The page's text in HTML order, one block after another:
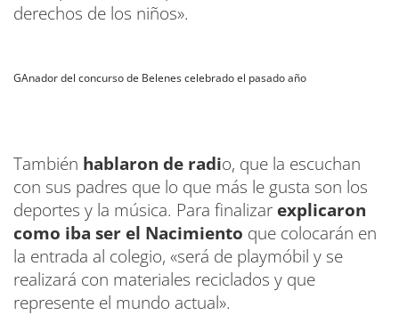
derechos de los niños».
GAnador del concurso de Belenes celebrado el pasado año
También hablaron de radio, que la escuchan
con sus padres que lo que más le gusta son los
deportes y la música. Para finalizar explicaron
como iba ser el Nacimiento que colocarán en
la entrada al colegio, «será de playmóbil y se
realizará con materiales reciclados y que
represente el mundo actual».